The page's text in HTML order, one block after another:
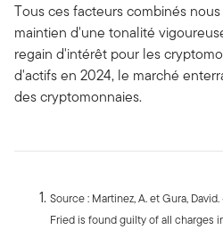
Tous ces facteurs combinés
maintien d'une tonalité
regain d'intérêt pour les
d'actifs en 2024, le marché
des cryptomonnaies.
Source : Martinez, A. et Gura,
Fried is found guilty of all charges